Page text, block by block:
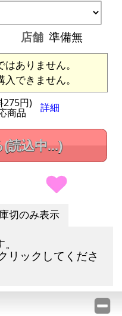
店舗 準備無
ありません。
できません。
275円)
商品 詳細
(読込中...)
切のみ表示
リックしてくださ